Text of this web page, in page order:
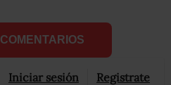
Iniciar sesión Registrate